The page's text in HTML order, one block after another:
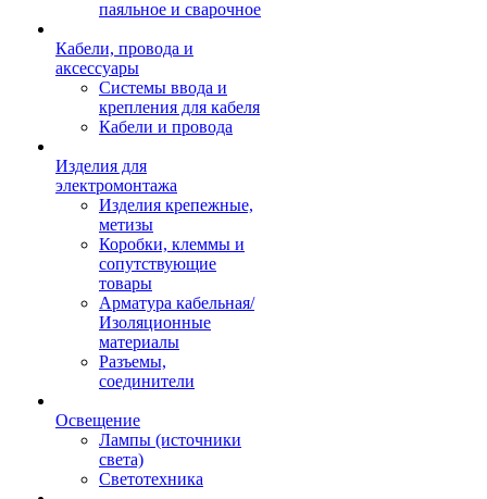
паяльное и сварочное
Кабели, провода и
аксессуары
Системы ввода и
крепления для кабеля
Кабели и провода
Изделия для
электромонтажа
Изделия крепежные,
метизы
Коробки, клеммы и
сопутствующие
товары
Арматура кабельная/
Изоляционные
материалы
Разъемы,
соединители
Освещение
Лампы (источники
света)
Светотехника